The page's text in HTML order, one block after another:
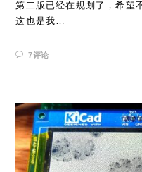
第二版已经在规划了，希望
这也是我…
7评论